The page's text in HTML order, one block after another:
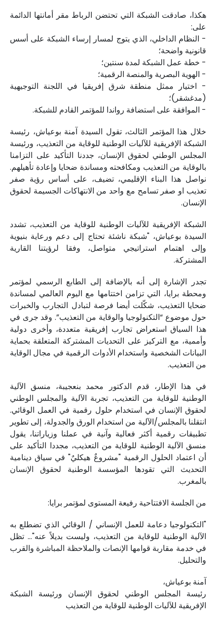
هكذا، صادقت الشبكة التي تحتضن الرباط مقر أمانتها الدائمة
على:
- النظام الداخلي، الذي يتوج لمسار إرساء الشبكة على أسس
قانونية واضحة؛
- خطة عمل الشبكة لمدة سنتين؛
- الهوية البصرية والمنصة الرقمية؛
- اختيار ممثل منطقة شرق إفريقيا في اللجنة التوجيهية
(مدغشقر)؛
- الموافقة على استضافة رواندا للمؤتمر القادم للشبكة.
خلال هذا المؤتمر الثالث، تقول السيدة آمنة بوعياش، رئيسة
الشبكة الإفريقية للآليات الوطنية للوقاية من التعذيب، ورئيسة
المجلس الوطني لحقوق الإنسان، جددنا التأكيد على التزامنا
بالوقاية من التعذيب ومكافحته ومساندة ضحايا وإعادة تأهيلهم.
نواصل هذا البناء الإقليمي، تضيف، على أساس رؤية صفر
تعذيب او صفر تسامح مع واحد من الانتهاكات الجسيمة لحقوق
الإنسان.
الشبكة الإفريقية للآليات الوطنية للوقاية من التعذيب، تشدد
السيدة بوعياش، "شبكة ناشئة تحتاج إلى دعم ورعاية بنيوية
وإلى اهتمام استراتيجي متواصل، وفقا لرؤيتنا القارية
المشتركة.
تجدر الإشارة إلى أنه بالإضافة إلى الطابع الرسمي لمؤتمر
ومحطة برايا، التي تزامن اختتامها مع اليوم العالمي لمساندة
ضحايا التعذيب، شكّلت أيضا فرصة لتبادل التجارب والخبرات
حول موضوع “التكنولوجيا والوقاية من التعذيب”. وقد جرى في
هذا السياق استعراض تجارب إفريقية متعددة، وأخرى دولية
وأممية، مع التركيز على التحديات المشتركة المتعلقة بحماية
البيانات الشخصية واستخدام الأدوات الرقمية في مجال الوقاية
من التعذيب.
في هذا الإطار، قدم الدكتور محمد بنعجيبة، منسق الآلية
الوطنية للوقاية من التعذيب، تجربة الآلية والمجلس الوطني
لحقوق الإنسان في استخدام حلول رقمية في العمل الوقائي.
انتقلنا بالمجلس/الآلية من استخدام الورق والجدولة، إلى تطوير
تطبيقات رقمية أكثر فعالية وآنية في عملنا وزياراتنا، يقول
منسق الآلية الوطنية للوقاية من التعذيب، مجددا التأكيد على
أن اعتماد الحلول الرقمية "مشروعٌ هيكليٌ" في سياق دينامية
التحديث التي تقودها المؤسسة الوطنية لحقوق الإنسان
بالمغرب.
‎"التكنولوجيا دعامة للعمل الإنساني / الوقائي الذي تضطلع به
الآلية الوطنية للوقاية من التعذيب، وليست بديلاً عنه"… تظل
في خدمة مقاربة قوامها الإنصات والملاحظة المباشرة والقرب
والتحليل.
‎رئيسة المجلس الوطني لحقوق الإنسان ورئيسة الشبكة
الإفريقية للآليات الوطنية للوقاية من التعذيب